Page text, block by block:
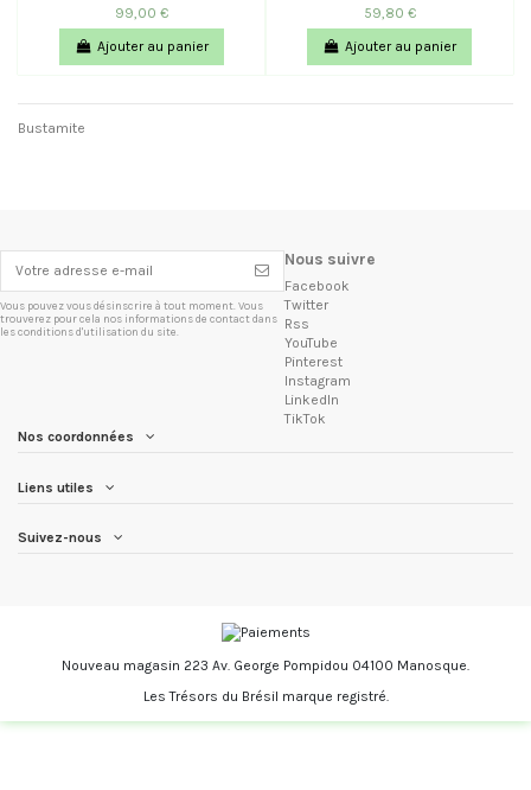
99,00 €
Ajouter au panier
59,80 €
Ajouter au panier
Bustamite
Vous pouvez vous désinscrire à tout moment. Vous
trouverez pour cela nos informations de contact dans
les conditions d'utilisation du site.
Nous suivre
Facebook
Twitter
Rss
YouTube
Pinterest
Instagram
LinkedIn
TikTok
Nos coordonnées
Liens utiles
Suivez-nous
Nouveau magasin 223 Av. George Pompidou 04100 Manosque.
Les Trésors du Brésil marque registré.